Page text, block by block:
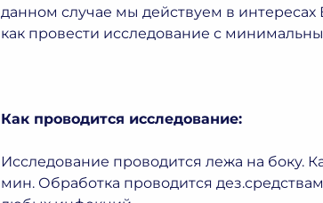
данном случае мы действуем в
как провести исследование с
Как проводится исследование:
Исследование проводится лежа на боку.
мин. Обработка проводится